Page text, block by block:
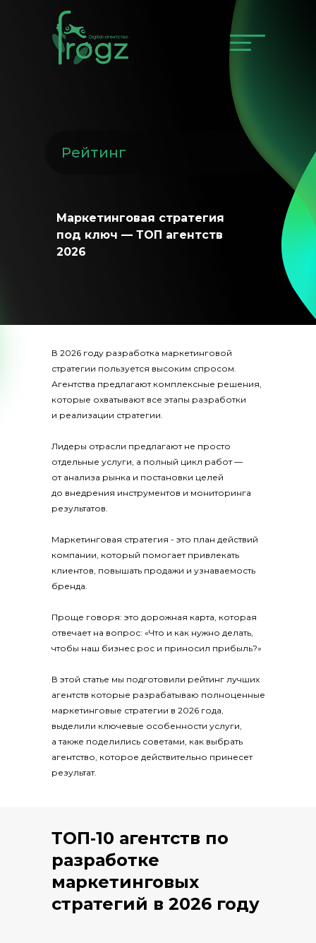
Маркетинговая стратегия
под ключ — ТОП агентств
2026
Рейтинг
В 2026 году разработка маркетинговой
стратегии пользуется высоким спросом.
Агентства предлагают комплексные решения,
которые охватывают все этапы разработки
и реализации стратегии.
Лидеры отрасли предлагают не просто
отдельные услуги, а полный цикл работ —
от анализа рынка и постановки целей
до внедрения инструментов и мониторинга
результатов.
Маркетинговая стратегия - это план действий
компании, который помогает привлекать
клиентов, повышать продажи и узнаваемость
бренда.
Проще говоря: это дорожная карта, которая
отвечает на вопрос: «Что и как нужно делать,
чтобы наш бизнес рос и приносил прибыль?»
В этой статье мы подготовили рейтинг лучших
агентств которые разрабатываю полноценные
маркетинговые стратегии в 2026 года,
выделили ключевые особенности услуги,
а также поделились советами, как выбрать
агентство, которое действительно принесет
результат.
ТОП‑10 агентств по
разработке
маркетинговых
стратегий в 2026 году